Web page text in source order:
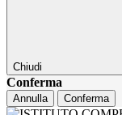
Chiudi
Conferma
Annulla Conferma